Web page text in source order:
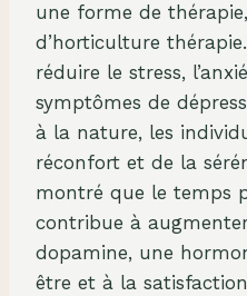
une forme de
d’horticulture
réduire le stress,
symptômes de
à la nature, les
réconfort et de la
montré que le temps
contribue à
dopamine, une
être et à la